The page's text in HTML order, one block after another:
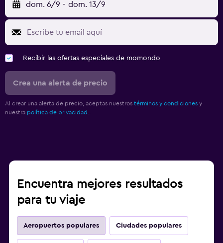
dom. 6/9 - dom. 13/9
Recibir las ofertas especiales de momondo
Crea una alerta de precio
Al crear una alerta de precio, aceptas nuestros términos y condiciones y
nuestra política de privacidad.
Encuentra mejores resultados
para tu viaje
Aeropuertos populares Ciudades populares